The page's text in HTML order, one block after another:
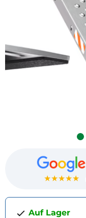
★★★★★
Auf Lager